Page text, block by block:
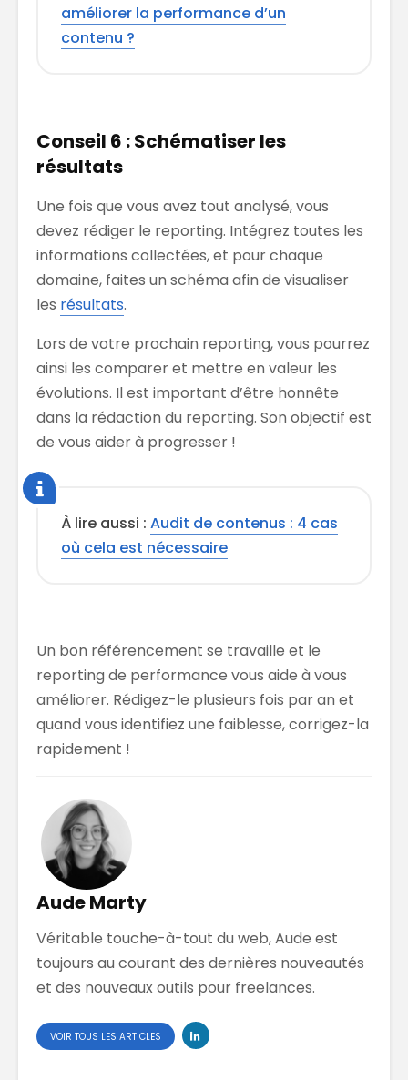
améliorer la performance d’un
contenu ?
Conseil 6 : Schématiser les
résultats
Une fois que vous avez tout analysé, vous
devez rédiger le reporting. Intégrez toutes les
informations collectées, et pour chaque
domaine, faites un schéma afin de visualiser
les résultats.
Lors de votre prochain reporting, vous pourrez
ainsi les comparer et mettre en valeur les
évolutions. Il est important d’être honnête
dans la rédaction du reporting. Son objectif est
de vous aider à progresser !
À lire aussi : Audit de contenus : 4 cas
où cela est nécessaire
Un bon référencement se travaille et le
reporting de performance vous aide à vous
améliorer. Rédigez-le plusieurs fois par an et
quand vous identifiez une faiblesse, corrigez-la
rapidement !
Aude Marty
Véritable touche-à-tout du web, Aude est
toujours au courant des dernières nouveautés
et des nouveaux outils pour freelances.
VOIR TOUS LES ARTICLES